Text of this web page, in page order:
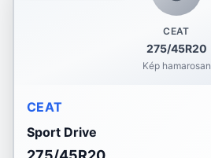
CEAT
275/45R20
Kép hamarosan
CEAT
Sport Drive